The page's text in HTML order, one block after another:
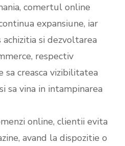
comertul online
expansiune, iar
si dezvoltarea
respectiv
sa creasca vizibilitatea
sa vina in intampinarea
online, clientii evita
avand la dispozitie o